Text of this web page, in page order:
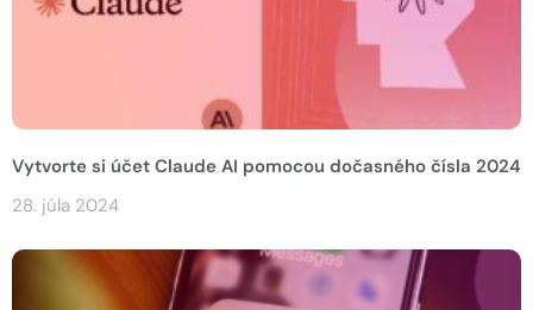
Vytvorte si účet Claude AI pomocou dočasného čísla 2024
28. júla 2024